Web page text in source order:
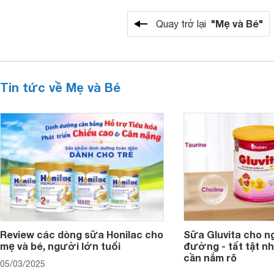
Quay trở lại "Mẹ và Bé"
Tin tức về Mẹ và Bé
Review các dòng sữa Honilac cho
mẹ và bé, người lớn tuổi
05/03/2025
Sữa Gluvita cho
đường - tất tật
cần nắm rõ